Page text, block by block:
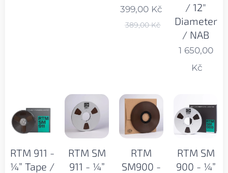
399,00 Kč
389,00Kč
/ 12"
Diameter
/ NAB
1 650,00
Kč
RTM 911 -
¼” Tape /
RTM SM
911 - ¼”
RTM
SM900 -
RTM SM
900 - ¼”